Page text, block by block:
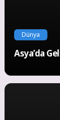
Dünya
Asya’da